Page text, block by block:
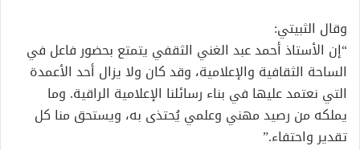
وقال الثبيتي:
“إن الأستاذ أحمد عبد الغني الثقفي يتمتع بحضور فاعل في
الساحة الثقافية والإعلامية، وقد كان ولا يزال أحد الأعمدة
التي نعتمد عليها في بناء رسائلنا الإعلامية الراقية. وما
يملكه من رصيد مهني وعلمي يُحتذى به، ويستحق منا كل
تقدير واحتفاء.”